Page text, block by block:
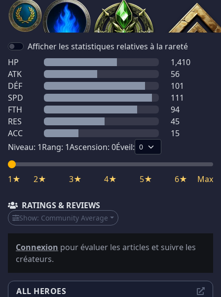
Afficher les statistiques relatives à la rareté
HP
1,410
ATK
56
DÉF
101
SPD
111
FTH
94
RES
45
ACC
15
Niveau: 1Rang: 1Ascension: 0Éveil:
1★ 2★ 3★ 4★ 5★ 6★ Max
RATINGS & REVIEWS
Show: Community Average
Connexion pour évaluer les articles et suivre les
créateurs.
ALL HEROES